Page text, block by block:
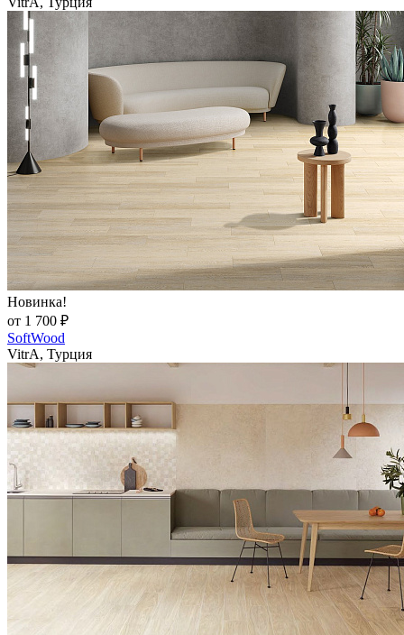
Новинка!
от 1 700 ₽
SoftWood
VitrA, Турция